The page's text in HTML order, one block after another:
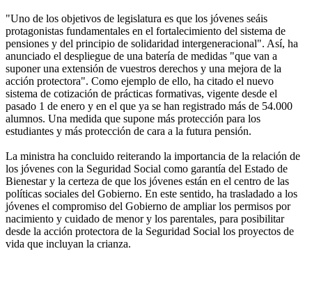
"Uno de los objetivos de legislatura es que los jóvenes seáis
protagonistas fundamentales en el fortalecimiento del sistema de
pensiones y del principio de solidaridad intergeneracional". Así, ha
anunciado el despliegue de una batería de medidas "que van a
suponer una extensión de vuestros derechos y una mejora de la
acción protectora". Como ejemplo de ello, ha citado el nuevo
sistema de cotización de prácticas formativas, vigente desde el
pasado 1 de enero y en el que ya se han registrado más de 54.000
alumnos. Una medida que supone más protección para los
estudiantes y más protección de cara a la futura pensión.
La ministra ha concluido reiterando la importancia de la relación de
los jóvenes con la Seguridad Social como garantía del Estado de
Bienestar y la certeza de que los jóvenes están en el centro de las
políticas sociales del Gobierno. En este sentido, ha trasladado a los
jóvenes el compromiso del Gobierno de ampliar los permisos por
nacimiento y cuidado de menor y los parentales, para posibilitar
desde la acción protectora de la Seguridad Social los proyectos de
vida que incluyan la crianza.